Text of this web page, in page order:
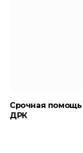
Срочная помощь
ДРК